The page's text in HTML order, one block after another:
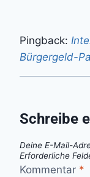
Pingback:
Bürgergeld-
Schreibe
Deine E-Mail-
Erforderliche
Kommentar *